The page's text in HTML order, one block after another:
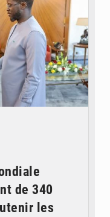
de 340
les